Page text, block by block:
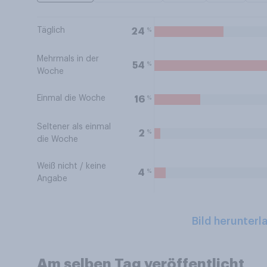
Täglich 24 %
Mehrmals in der
Woche
54 %
Einmal die Woche 16 %
Seltener als einmal
die Woche
2 %
Weiß nicht / keine
Angabe
4 %
Bild
Am selben Tag veröffentlicht